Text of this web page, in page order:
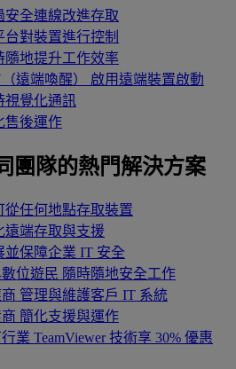
安全連線改進存取
台對裝置進行控制
隨地提升工作效率
遠端喚醒）
啟用遠端裝置啟動
視覺化通訊
售後運作
團隊的熱門解決方案
從任何地點存取裝置
遠端存取與支援
並保障企業 IT 安全
位遊民 隨時隨地安全工作
管理與維護客戶 IT 系統
簡化支援與運作
業 TeamViewer 技術享 30% 優惠